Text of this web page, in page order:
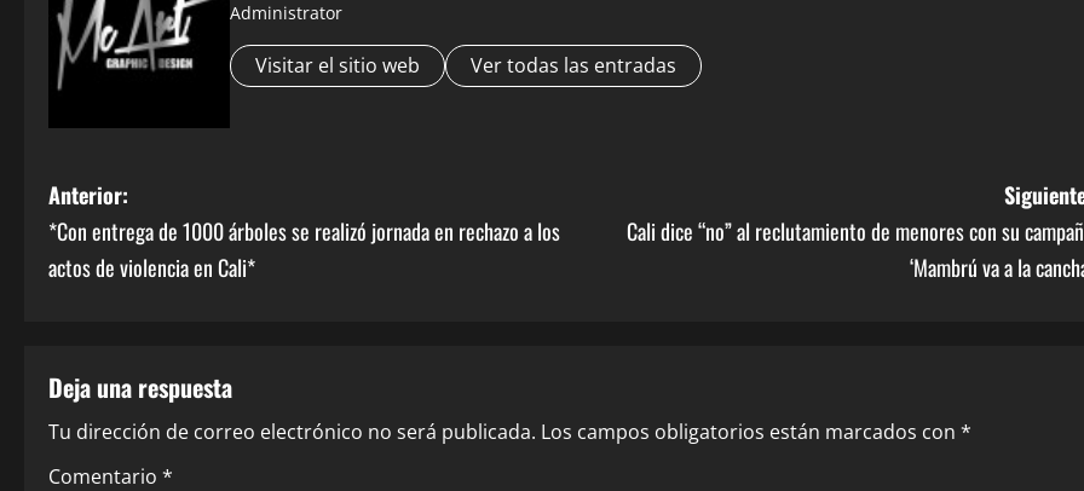
Administrator
Visitar el sitio web Ver todas las entradas
Anterior:
*Con entrega de 1000 árboles se realizó jornada en rechazo a los
actos de violencia en Cali*
Cali dice “no” al reclutamiento de menores con su
‘Mambrú va a la
Deja una respuesta
Tu dirección de correo electrónico no será publicada. Los campos obligatorios están marcados con *
Comentario *